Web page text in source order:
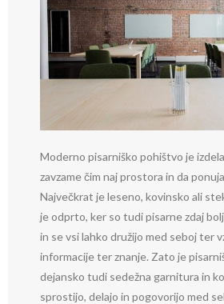
Moderno pisarniško pohištvo je
zavzame čim naj prostora in da
Največkrat je leseno, kovinsko ali
je odprto, ker so tudi pisarne zdaj
in se vsi lahko družijo med seboj ter
informacije ter znanje. Zato je
dejansko tudi sedežna garnitura in
sprostijo, delajo in pogovorijo med